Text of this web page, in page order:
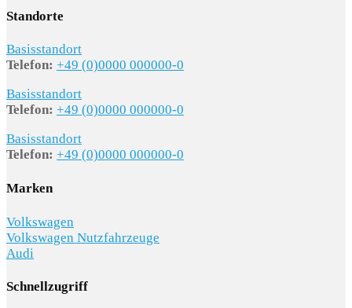
Standorte
Basisstandort
Telefon: +49 (0)0000 000000-0
Basisstandort
Telefon: +49 (0)0000 000000-0
Basisstandort
Telefon: +49 (0)0000 000000-0
Marken
Volkswagen
Volkswagen Nutzfahrzeuge
Audi
Schnellzugriff